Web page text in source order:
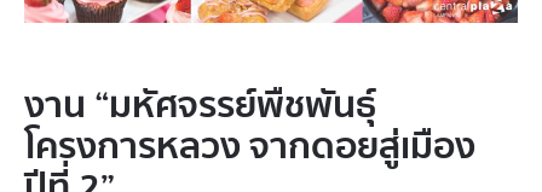
งาน “มหัศจรรย์พืชพันธุ์
โครงการหลวง จากดอยสู่เมือง